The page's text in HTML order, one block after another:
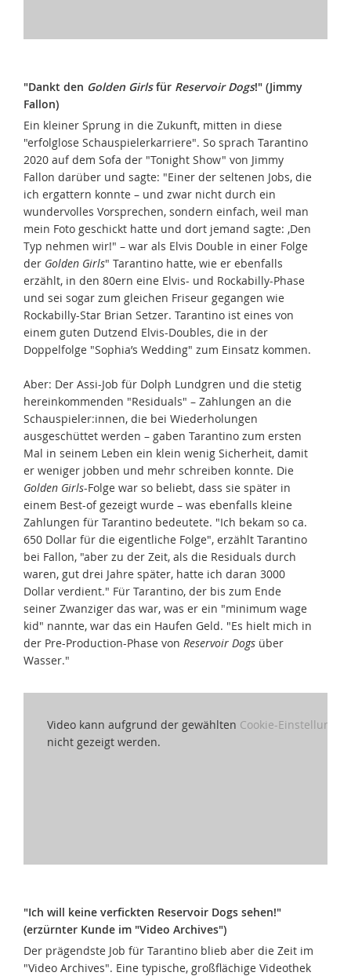
"Dankt den Golden Girlsfür Reservoir Dogs!" (Jimmy
Fallon)
Ein kleiner Sprung in die Zukunft, mitten in diese
"erfolglose Schauspielerkarriere". So sprach Tarantino
2020 auf dem Sofa der "Tonight Show" von Jimmy
Fallon darüber und sagte: "Einer der seltenen Jobs, die
ich ergattern konnte – und zwar nicht durch ein
wundervolles Vorsprechen, sondern einfach, weil man
mein Foto geschickt hatte und dort jemand sagte: ‚Den
Typ nehmen wir!" – war als Elvis Double in einer Folge
der Golden Girls" Tarantino hatte, wie er ebenfalls
erzählt, in den 80ern eine Elvis- und Rockabilly-Phase
und sei sogar zum gleichen Friseur gegangen wie
Rockabilly-Star Brian Setzer. Tarantino ist eines von
einem guten Dutzend Elvis-Doubles, die in der
Doppelfolge "Sophia’s Wedding" zum Einsatz kommen.
Aber: Der Assi-Job für Dolph Lundgren und die stetig
hereinkommenden "Residuals" – Zahlungen an die
Schauspieler:innen, die bei Wiederholungen
ausgeschüttet werden – gaben Tarantino zum ersten
Mal in seinem Leben ein klein wenig Sicherheit, damit
er weniger jobben und mehr schreiben konnte. Die
Golden Girls-Folge war so beliebt, dass sie später in
einem Best-of gezeigt wurde – was ebenfalls kleine
Zahlungen für Tarantino bedeutete. "Ich bekam so ca.
650 Dollar für die eigentliche Folge", erzählt Tarantino
bei Fallon, "aber zu der Zeit, als die Residuals durch
waren, gut drei Jahre später, hatte ich daran 3000
Dollar verdient." Für Tarantino, der bis zum Ende
seiner Zwanziger das war, was er ein "minimum wage
kid" nannte, war das ein Haufen Geld. "Es hielt mich in
der Pre-Production-Phase von Reservoir Dogs über
Wasser."
Video kann aufgrund der gewählten Cookie-Einstellungen
nicht gezeigt werden.
"Ich will keine verfickten Reservoir Dogs sehen!"
(erzürnter Kunde im "Video Archives")
Der prägendste Job für Tarantino blieb aber die Zeit im
"Video Archives". Eine typische, großflächige Videothek